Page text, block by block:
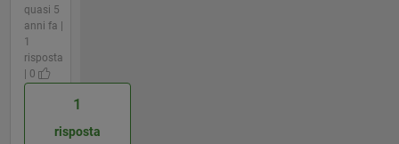
quasi 5
anni fa |
1
risposta
| 0
1
risposta